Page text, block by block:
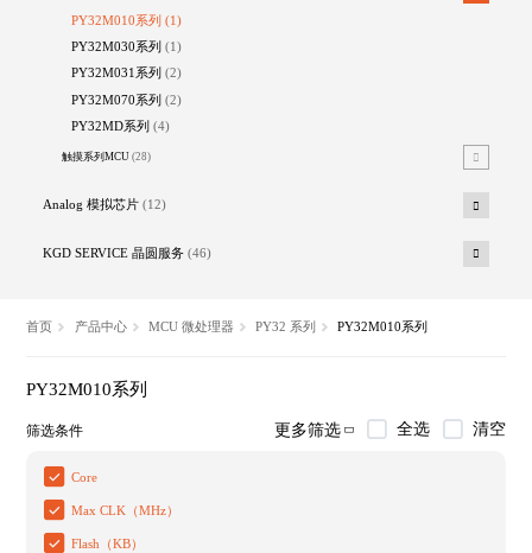
PY32M010系列(1)
PY32M030系列(1)
PY32M031系列(2)
PY32M070系列(2)
PY32MD系列(4)
触摸系列MCU(28)
Analog 模拟芯片 (12)
KGD SERVICE 晶圆服务 (46)
首页 产品中心 MCU 微处理器 PY32 系列 PY32M010系列
PY32M010系列
筛选条件 更多筛选 全选 清空
Core
Max CLK（MHz）
Flash（KB）